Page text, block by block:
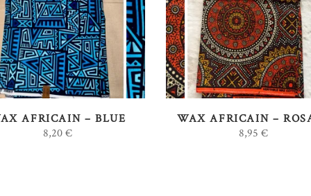
CHOIX DES OPTIONS
Ce
produit
a
plusieurs
variations.
Les
AFRICAIN – BLUE
8,20€
CHOIX DES OPTIONS
WAX AFRICAIN –
8,95€